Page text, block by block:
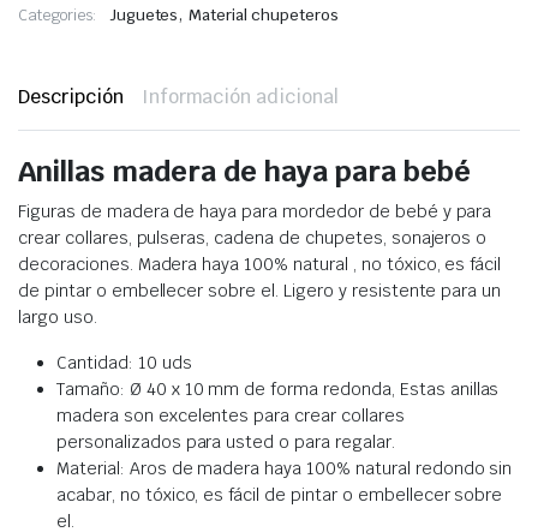
Categories: Juguetes,Material chupeteros
Descripción Información adicional
Anillas madera de haya para bebé
Figuras de madera de haya para mordedor de bebé y para
crear collares, pulseras, cadena de chupetes, sonajeros o
decoraciones. Madera haya 100% natural , no tóxico, es fácil
de pintar o embellecer sobre el. Ligero y resistente para un
largo uso.
Cantidad: 10 uds
Tamaño: Ø 40 x 10 mm de forma redonda, Estas anillas
madera son excelentes para crear collares
personalizados para usted o para regalar.
Material: Aros de madera haya 100% natural redondo sin
acabar, no tóxico, es fácil de pintar o embellecer sobre
el.